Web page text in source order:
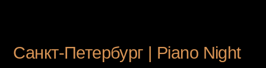
Санкт-Петербург | Piano Night